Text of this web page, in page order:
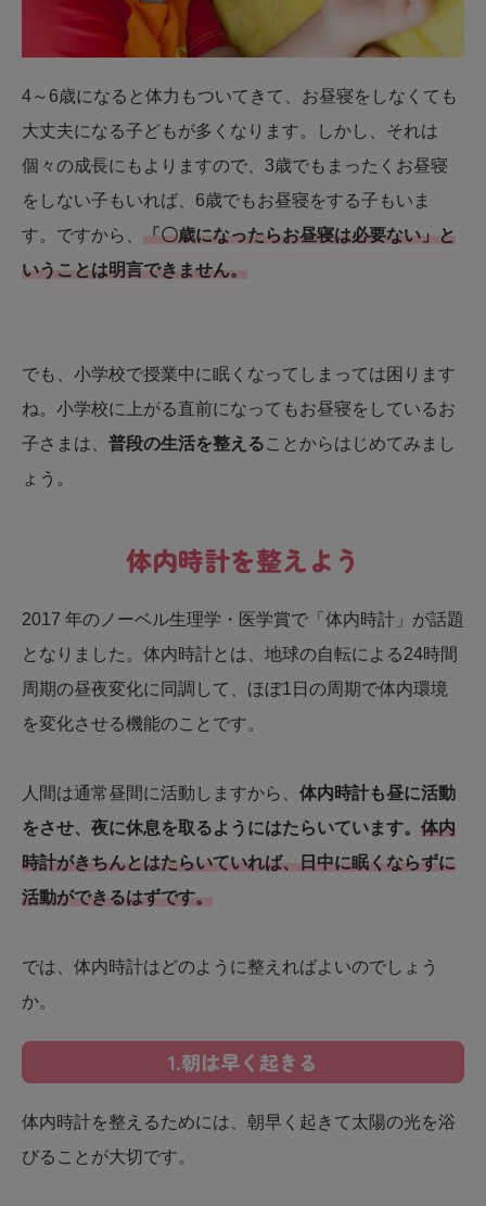
4～6歳になると体力もついてきて、お昼寝をしなくても
大丈夫になる子どもが多くなります。しかし、それは
個々の成長にもよりますので、3歳でもまったくお昼寝
をしない子もいれば、6歳でもお昼寝をする子もいま
す。ですから、
「〇歳になったらお昼寝は必要ない」と
いうことは明言できません。
でも、小学校で授業中に眠くなってしまっては困ります
ね。小学校に上がる直前になってもお昼寝をしているお
子さまは、 普段の生活を整えることからはじめてみまし
ょう。
体内時計を整えよう
2017 年のノーベル生理学・医学賞で「体内時計」が話題
となりました。体内時計とは、地球の自転による24時間
周期の昼夜変化に同調して、ほぼ1日の周期で体内環境
を変化させる機能のことです。
人間は通常昼間に活動しますから、 体内時計も昼に活動
をさせ、夜に休息を取るようにはたらいています。 体内
時計がきちんとはたらいていれば、日中に眠くならずに
活動ができるはずです。
では、体内時計はどのように整えればよいのでしょう
か。
1.朝は早く起きる
体内時計を整えるためには、朝早く起きて太陽の光を浴
びることが大切です。